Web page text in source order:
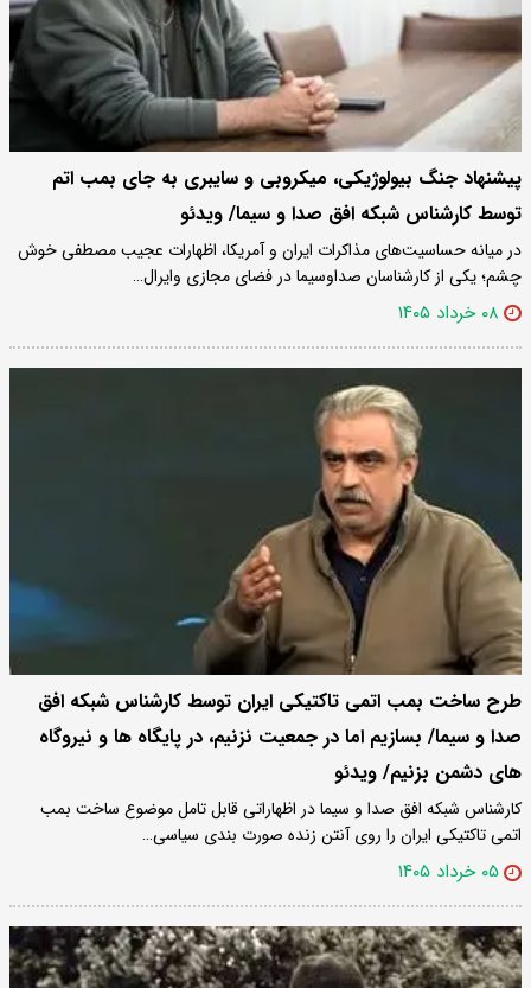
پیشنهاد جنگ بیولوژیکی، میکروبی و سایبری به جای بمب اتم
توسط کارشناس شبکه افق صدا و سیما/ ویدئو
در میانه حساسیت‌های مذاکرات ایران و آمریکا، اظهارات عجیب مصطفی خوش
چشم؛ یکی از کارشناسان صداوسیما در فضای مجازی وایرال…
۰۸ خرداد ۱۴۰۵
طرح ساخت بمب اتمی تاکتیکی ایران توسط کارشناس شبکه افق
صدا و سیما/ بسازیم اما در جمعیت نزنیم، در پایگاه ها و نیروگاه
های دشمن بزنیم/ ویدئو
کارشناس شبکه افق صدا و سیما در اظهاراتی قابل تامل موضوع ساخت بمب
اتمی تاکتیکی ایران را روی آنتن زنده صورت بندی سیاسی…
۰۵ خرداد ۱۴۰۵